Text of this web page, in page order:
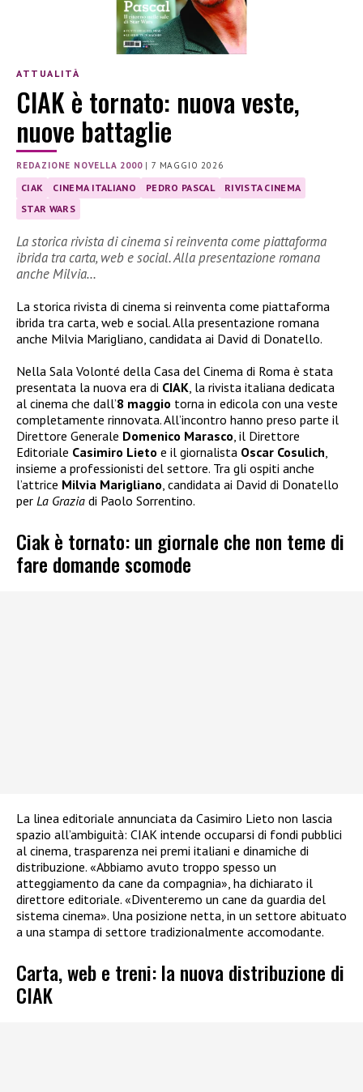
ATTUALITÀ
CIAK è tornato: nuova veste,
nuove battaglie
REDAZIONE NOVELLA 2000|7 MAGGIO 2026
CIAK CINEMA ITALIANO PEDRO PASCAL
RIVISTA CINEMA
STAR WARS
La storica rivista di cinema si reinventa come piattaforma
ibrida tra carta, web e social. Alla presentazione romana
anche Milvia…
La storica rivista di cinema si reinventa come piattaforma
ibrida tra carta, web e social. Alla presentazione romana
anche Milvia Marigliano, candidata ai David di Donatello.
Nella Sala Volonté della Casa del Cinema di Roma è stata
presentata la nuova era di CIAK , la rivista italiana dedicata
al cinema che dall’8 maggio torna in edicola con una veste
completamente rinnovata. All’incontro hanno preso parte il
Direttore Generale Domenico Marasco , il Direttore
Editoriale Casimiro Lieto e il giornalista Oscar Cosulich
insieme a professionisti del settore. Tra gli ospiti anche
l’attrice Milvia Marigliano , candidata ai David di Donatello
per La Grazia di Paolo Sorrentino.
Ciak è tornato: un giornale che non teme di
fare domande scomode
La linea editoriale annunciata da Casimiro Lieto non lascia
spazio all’ambiguità: CIAK intende occuparsi di fondi pubblici
al cinema, trasparenza nei premi italiani e dinamiche di
distribuzione. «Abbiamo avuto troppo spesso un
atteggiamento da cane da compagnia», ha dichiarato il
direttore editoriale. «Diventeremo un cane da guardia del
sistema cinema». Una posizione netta, in un settore abituato
a una stampa di settore tradizionalmente accomodante.
Carta, web e treni: la nuova distribuzione di
CIAK